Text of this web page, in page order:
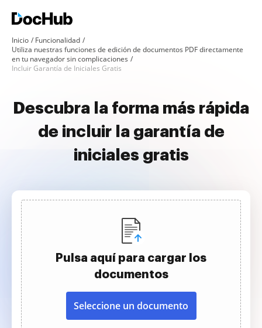
Inicio
Funcionalidad
Utiliza nuestras funciones de edición de documentos PDF directamente
en tu navegador sin complicaciones
Incluir Garantía de Iniciales Gratis
Descubra la forma más rápida
de incluir la garantía de
iniciales gratis
Pulsa aquí para cargar los
documentos
Seleccione un documento